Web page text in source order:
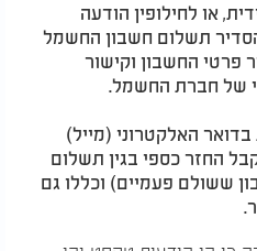
או לחילופין הודעה
תשלום חשבון החשמל
החשבון וקישור
של חברת החשמל.
בדואר האלקטרוני (מייל)
החזר כספי בגין תשלום
ששולם פעמיים) וכללו גם